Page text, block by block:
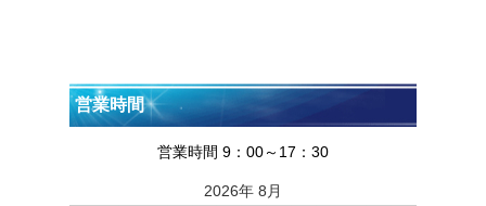
営業時間
営業時間 9：00～17：30
2026年 8月